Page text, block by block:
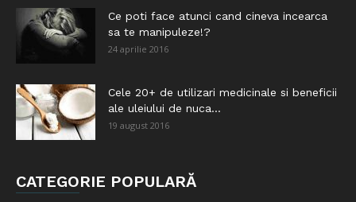
Ce poti face atunci cand cineva incearca
sa te manipuleze!?
24 aprilie 2016
Cele 20+ de utilizari medicinale si beneficii
ale uleiului de nuca...
19 august 2016
CATEGORIE POPULARĂ